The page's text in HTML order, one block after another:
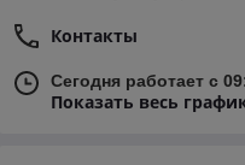
Контакты
Сегодня работает с
Показать весь